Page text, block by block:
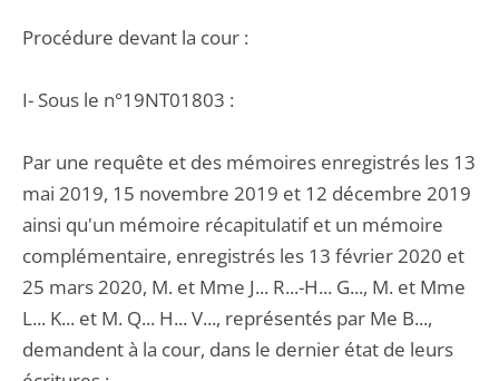
Procédure devant la cour :
I- Sous le n°19NT01803 :
Par une requête et des mémoires enregistrés les 13
mai 2019, 15 novembre 2019 et 12 décembre 2019
ainsi qu'un mémoire récapitulatif et un mémoire
complémentaire, enregistrés les 13 février 2020 et
25 mars 2020, M. et Mme J... R...-H... G..., M. et Mme
L... K... et M. Q... H... V..., représentés par Me B...,
demandent à la cour, dans le dernier état de leurs